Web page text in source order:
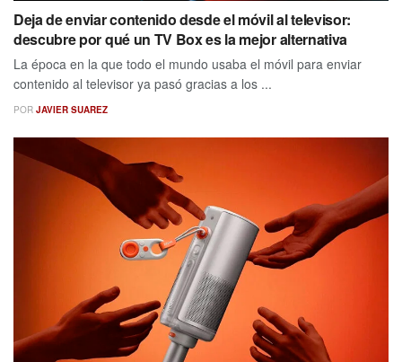
Deja de enviar contenido desde el móvil al televisor:
descubre por qué un TV Box es la mejor alternativa
La época en la que todo el mundo usaba el móvil para enviar
contenido al televisor ya pasó gracias a los ...
POR JAVIER SUAREZ